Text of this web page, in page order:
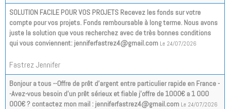
SOLUTION FACILE POUR VOS PROJETS Recevez les fonds sur votre
compte pour vos projets. Fonds remboursable à long terme. Nous avons
juste la solution que vous recherchez avec de très bonnes conditions
qui vous conviennent: jenniferfastrez4@gmail.com Le 24/07/2026
Fastrez Jennifer
Bonjour a tous --Offre de prêt d'argent entre particulier rapide en France -
-Avez-vous besoin d'un prêt sérieux et fiable j'offre de 1000€ a 1 000
000€ ? contactez mon mail : jenniferfastrez4@gmail.com Le 24/07/2026